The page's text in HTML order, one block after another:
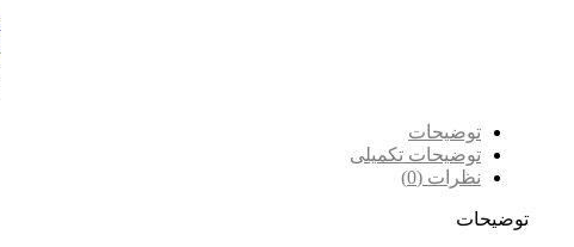
توضیحات
توضیحات تکمیلی
نظرات (0)
توضیحات